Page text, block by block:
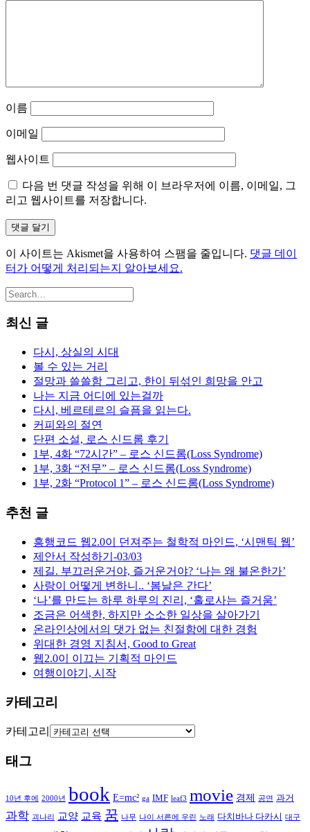
이름
이메일
웹사이트
다음 번 댓글 작성을 위해 이 브라우저에 이름, 이메일, 그
리고 웹사이트를 저장합니다.
이 사이트는 Akismet을 사용하여 스팸을 줄입니다. 댓글 데이
터가 어떻게 처리되는지 알아보세요.
최신 글
다시, 상실의 시대
볼 수 있는 거리
절망과 쓸쓸함 그리고, 한이 뒤섞인 희망을 안고
나는 지금 어디에 있는걸까
다시, 베르테르의 슬픔을 읽는다.
커피와의 절연
단편 소설, 로스 신드롬 후기
1부, 4화 “72시간” – 로스 신드롬(Loss Syndrome)
1부, 3화 “전무” – 로스 신드롬(Loss Syndrome)
1부, 2화 “Protocol 1” – 로스 신드롬(Loss Syndrome)
추천 글
흥행코드 웹2.0이 던져주는 철학적 마인드, ‘시맨틱 웹’
제안서 작성하기-03/03
제길. 부끄러운거야, 즐거운거야? ‘나는 왜 불온한가’
사랑이 어떻게 변하니.. ‘봄날은 간다’
‘나’를 만드는 하루 하루의 진리, ‘홀로사는 즐거움’
조금은 어색한, 하지만 소소한 일상을 살아가기
온라인상에서의 댓가 없는 친절함에 대한 경험
위대한 경영 지침서, Good to Great
웹2.0이 이끄는 기획적 마인드
여행이야기, 시작
카테고리
카테고리
태그
10년 후에 2000년 book E=mc² ga IMF leaf3 movie 경제 공연 과거
과학 괴나리 교양 교육 꿈 나무 나이 서른에 우린 노래 다치바나 다카시 대구